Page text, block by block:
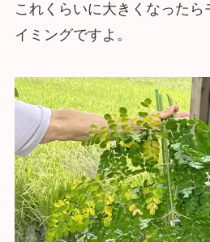
これくらいに大きくなったら
イミングですよ。